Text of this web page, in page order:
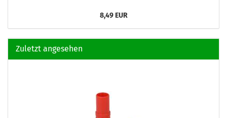
8,49 EUR
Zuletzt angesehen